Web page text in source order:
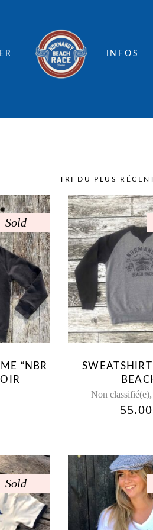
INFOS
Sold
“NBR
Ce
produit
plusieurs
Les
options
peuvent
être
choisies
sur
la
produit
Non classifié(e),
Sold
Ce